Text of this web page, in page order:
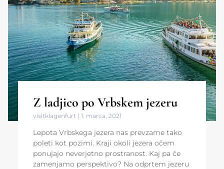
Z ladjico po Vrbskem jezeru
visitklagenfurt 1. marca, 2021
Lepota Vrbskega jezera nas prevzame tako
poleti kot pozimi. Kraji okoli jezera očem
ponujajo neverjetno prostranost. Kaj pa če
zamenjamo perspektivo? Na odprtem jezeru